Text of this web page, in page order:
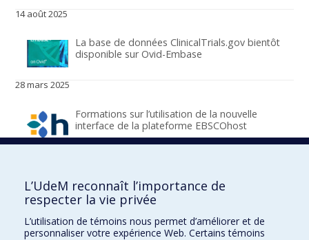
14 août 2025
La base de données ClinicalTrials.gov bientôt
disponible sur Ovid-Embase
28 mars 2025
Formations sur l’utilisation de la nouvelle
interface de la plateforme EBSCOhost
du RUISSS de l’UdeM, vous pouvez vous abonner au fil RSS et
ainsi recevoir les mises à jour directement dans votre application
d’agrégation favorite.
L’UdeM reconnaît l’importance de
respecter la vie privée
L’utilisation de témoins nous permet d’améliorer et de
personnaliser votre expérience Web. Certains témoins